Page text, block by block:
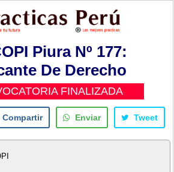
Piura Nº 177:
De Derecho
FINALIZADA
Compartir Enviar Tweet